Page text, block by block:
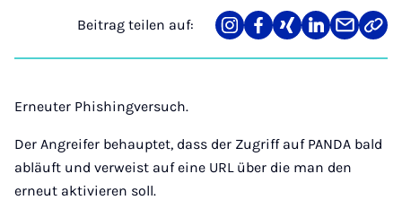
Beitrag teilen auf:
Teilen
auf
Teilen
auf
Teilen
auf
Teilen
auf
Teilen
über
Link
Erneuter Phishingversuch.
Der Angreifer behauptet, dass der Zugriff auf PANDA bald
abläuft und verweist auf eine URL über die man den
erneut aktivieren soll.